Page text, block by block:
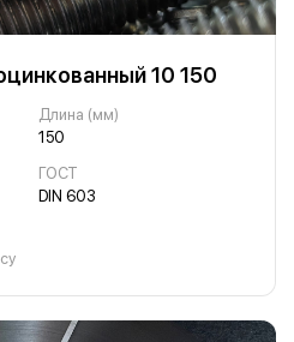
10 150
Длина (мм)
150
ГОСТ
DIN 603